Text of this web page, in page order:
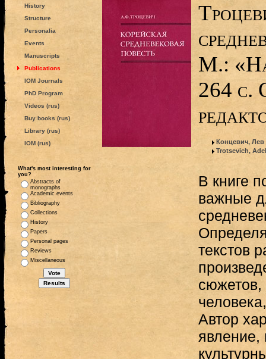
History
Structure
Personalia
Events
Manuscripts
Publications
IOM Journals
PhD Program
Videos (rus)
Buy books (rus)
Library (rus)
IOM (rus)
What's most interesting for
you?
Abstracts of
monographs
Academic events
Bibliography
Collections
History
Papers
Personal pages
Reviews
Miscellaneous
М.:
264 с.
Концевич,
Trotsevich,
В книге
важные
текстов
сюжетов,
Автор
явление,